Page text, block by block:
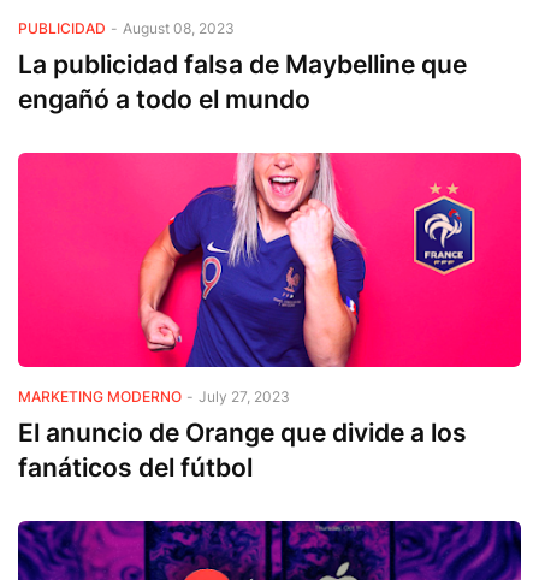
PUBLICIDAD - August 08, 2023
La publicidad falsa de Maybelline que
engañó a todo el mundo
MARKETING MODERNO - July 27, 2023
El anuncio de Orange que divide a los
fanáticos del fútbol